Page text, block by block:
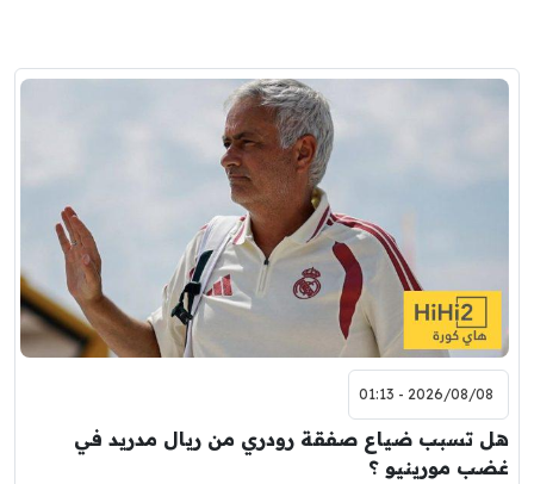
2026/08/08 - 01:13
هل تسبب ضياع صفقة رودري من ريال مدريد في
غضب مورينيو ؟